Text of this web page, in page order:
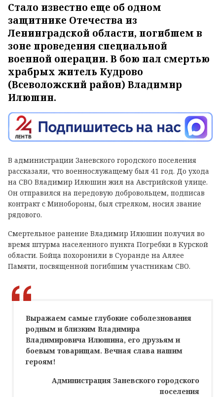
Стало известно еще об одном
защитнике Отечества из
Ленинградской области, погибшем в
зоне проведения специальной
военной операции. В бою пал смертью
храбрых житель Кудрово
(Всеволожский район) Владимир
Илюшин.
В администрации Заневского городского поселения
рассказали, что военнослужащему был 41 год. До ухода
на СВО Владимир Илюшин жил на Австрийской улице.
Он отправился на передовую добровольцем, подписав
контракт с Минобороны, был стрелком, носил звание
рядового.
Смертельное ранение Владимир Илюшин получил во
время штурма населенного пункта Погребки в Курской
области. Бойца похоронили в Суоранде на Аллее
Памяти, посвященной погибшим участникам СВО.
Выражаем самые глубокие соболезнования
родным и близким Владимира
Владимировича Илюшина, его друзьям и
боевым товарищам. Вечная слава нашим
героям!
Администрация Заневского городского
поселения